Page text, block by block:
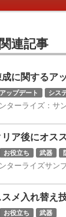
関連記事
に関するア
アップデート シス
ターライズ：
ア後にオス
お役立ち 武器
ターライズサ
メ入れ替え
お役立ち 武器